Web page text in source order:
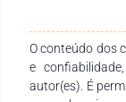
propósito de
revestimentos
adição ou não
consideração a
O conteúdo dos
e
autor(es). É